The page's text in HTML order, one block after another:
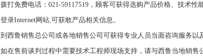
拨打免费电话：021-59117519，顾客可获得选购产品价格、技术性
登录Internet网站,可获敢产品相关信息。
到西鲁销售总公司或各地销售公司可获得专业人员当面咨询服务以
如在售前谈判过程中需要技术工程师现场支持，请与西鲁当地销